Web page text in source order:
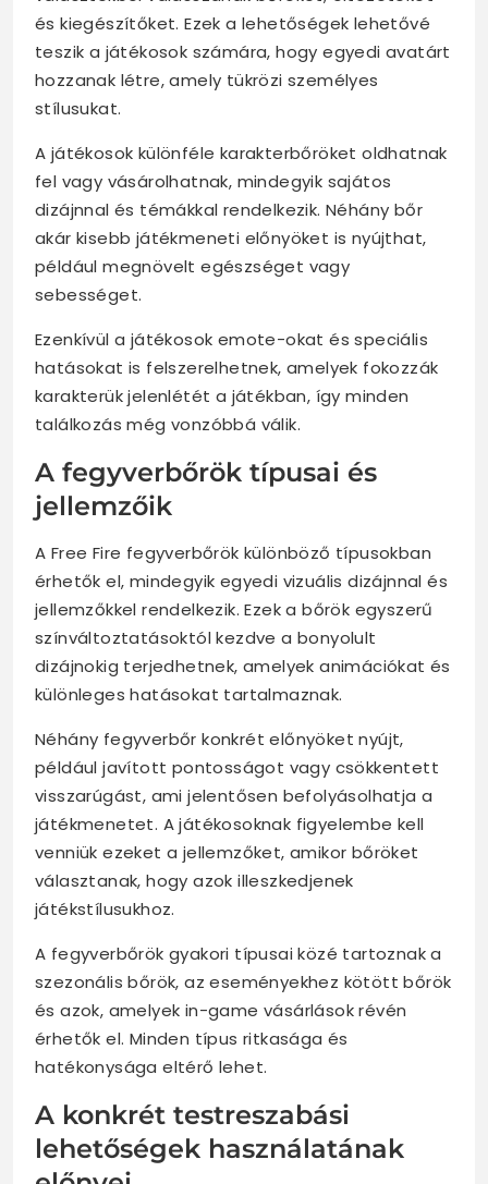
és kiegészítőket. Ezek a lehetőségek lehetővé
teszik a játékosok számára, hogy egyedi avatárt
hozzanak létre, amely tükrözi személyes
stílusukat.
A játékosok különféle karakterbőröket oldhatnak
fel vagy vásárolhatnak, mindegyik sajátos
dizájnnal és témákkal rendelkezik. Néhány bőr
akár kisebb játékmeneti előnyöket is nyújthat,
például megnövelt egészséget vagy
sebességet.
Ezenkívül a játékosok emote-okat és speciális
hatásokat is felszerelhetnek, amelyek fokozzák
karakterük jelenlétét a játékban, így minden
találkozás még vonzóbbá válik.
A fegyverbőrök típusai és
jellemzőik
A Free Fire fegyverbőrök különböző típusokban
érhetők el, mindegyik egyedi vizuális dizájnnal és
jellemzőkkel rendelkezik. Ezek a bőrök egyszerű
színváltoztatásoktól kezdve a bonyolult
dizájnokig terjedhetnek, amelyek animációkat és
különleges hatásokat tartalmaznak.
Néhány fegyverbőr konkrét előnyöket nyújt,
például javított pontosságot vagy csökkentett
visszarúgást, ami jelentősen befolyásolhatja a
játékmenetet. A játékosoknak figyelembe kell
venniük ezeket a jellemzőket, amikor bőröket
választanak, hogy azok illeszkedjenek
játékstílusukhoz.
A fegyverbőrök gyakori típusai közé tartoznak a
szezonális bőrök, az eseményekhez kötött bőrök
és azok, amelyek in-game vásárlások révén
érhetők el. Minden típus ritkasága és
hatékonysága eltérő lehet.
A konkrét testreszabási
lehetőségek használatának